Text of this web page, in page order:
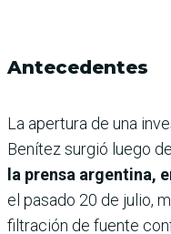
Antecedentes
La apertura de una
Benítez surgió luego
la prensa argentina,
el pasado 20 de julio,
filtración de fuente